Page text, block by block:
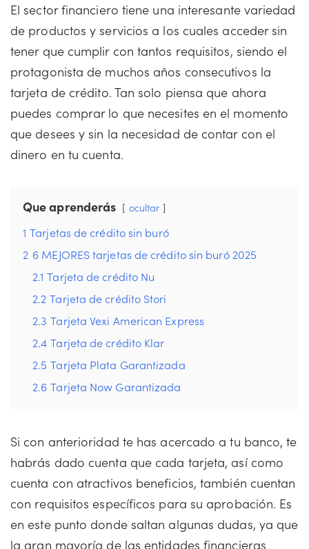
El sector financiero tiene una interesante variedad
de productos y servicios a los cuales acceder sin
tener que cumplir con tantos requisitos, siendo el
protagonista de muchos años consecutivos la
tarjeta de crédito. Tan solo piensa que ahora
puedes comprar lo que necesites en el momento
que desees y sin la necesidad de contar con el
dinero en tu cuenta.
Que aprenderás ocultar
1 Tarjetas de crédito sin buró
2 6 MEJORES tarjetas de crédito sin buró 2025
2.1 Tarjeta de crédito Nu
2.2 Tarjeta de crédito Stori
2.3 Tarjeta Vexi American Express
2.4 Tarjeta de crédito Klar
2.5 Tarjeta Plata Garantizada
2.6 Tarjeta Now Garantizada
Si con anterioridad te has acercado a tu banco, te
habrás dado cuenta que cada tarjeta, así como
cuenta con atractivos beneficios, también cuentan
con requisitos específicos para su aprobación. Es
en este punto donde saltan algunas dudas, ya que
la gran mayoría de las entidades financieras